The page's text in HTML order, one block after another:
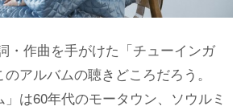
・作曲を手がけた「チューインガ
アルバムの聴きどころだろう。
」は60年代のモータウン、ソウルミ